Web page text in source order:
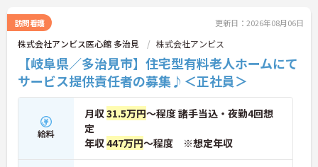
訪問看護 更新日：2026年08月06日
株式会社アンビス医心館 多治見 株式会社アンビス
【岐阜県／多治見市】住宅型有料老人ホームにて
サービス提供責任者の募集♪＜正社員＞
給料
月収31.5万円～程度 諸手当込・夜勤4回想
定
年収447万円～程度 ※想定年収